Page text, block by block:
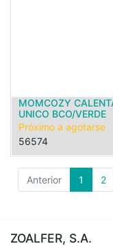
MOMCOZY
UNICO BCO/VERDE
Próximo a agotarse
56574
Anterior 1 2
ZOALFER, S.A.